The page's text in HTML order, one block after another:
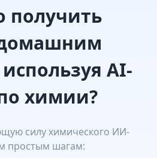
получить
AI-
химии?
силу химического ИИ-
простым шагам: